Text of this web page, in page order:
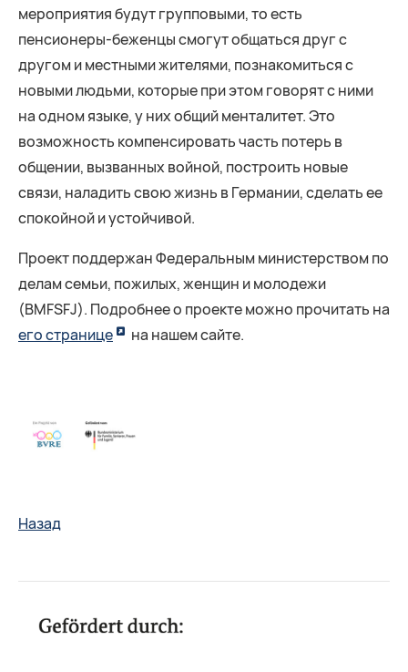
мероприятия будут групповыми, то есть
пенсионеры-беженцы смогут общаться друг с
другом и местными жителями, познакомиться с
новыми людьми, которые при этом говорят с ними
на одном языке, у них общий менталитет. Это
возможность компенсировать часть потерь в
общении, вызванных войной, построить новые
связи, наладить свою жизнь в Германии, сделать ее
спокойной и устойчивой.
Проект поддержан Федеральным министерством по
делам семьи, пожилых, женщин и молодежи
(BMFSFJ). Подробнее о проекте можно прочитать на
его странице
на нашем сайте.
Назад